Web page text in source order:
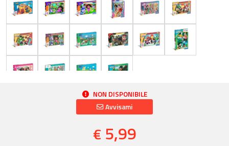
NON DISPONIBILE
Avvisami
€ 5,99